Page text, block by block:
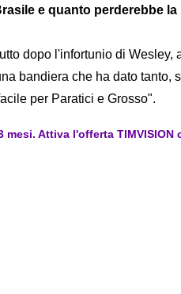
e quanto perderebbe
dopo l'infortunio di Wesley,
bandiera che ha dato tanto,
per Paratici e Grosso".
mesi. Attiva l'offerta TIMVISION